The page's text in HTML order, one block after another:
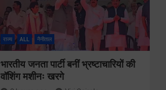
राज्य ALL नैनीताल
भारतीय जनता पार्टी बनीं भ्रष्टाचारियों की
वॉशिंग मशीनः खरगे